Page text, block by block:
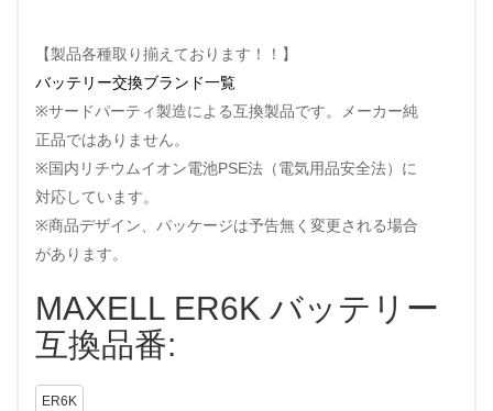
【製品各種取り揃えております！！】
バッテリー交換ブランド一覧
※サードパーティ製造による互換製品です。メーカー純
正品ではありません。
※国内リチウムイオン電池PSE法（電気用品安全法）に
対応しています。
※商品デザイン、パッケージは予告無く変更される場合
があります。
MAXELL ER6K バッテリー
互換品番:
ER6K